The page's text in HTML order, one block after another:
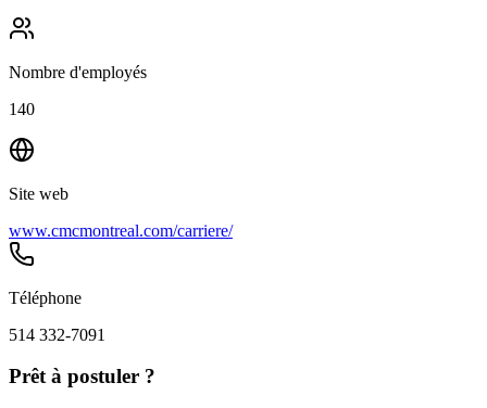
Nombre d'employés
140
Site web
www.cmcmontreal.com/carriere/
Téléphone
514 332-7091
Prêt à postuler ?